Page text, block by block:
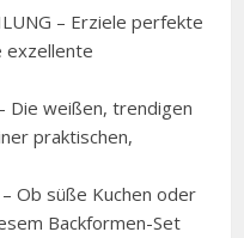
– Erziele perfekte
exzellente
Die weißen, trendigen
praktischen,
– Ob süße Kuchen oder
Backformen-Set